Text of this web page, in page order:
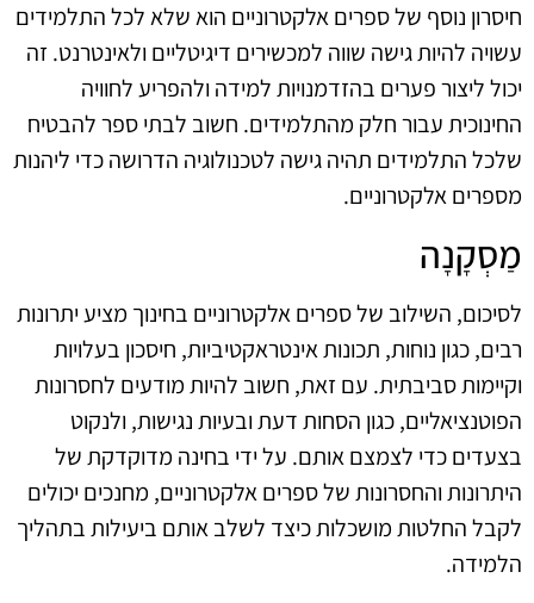
חיסרון נוסף של ספרים אלקטרוניים הוא שלא לכל התלמידים
עשויה להיות גישה שווה למכשירים דיגיטליים ולאינטרנט. זה
יכול ליצור פערים בהזדמנויות למידה ולהפריע לחוויה
החינוכית עבור חלק מהתלמידים. חשוב לבתי ספר להבטיח
שלכל התלמידים תהיה גישה לטכנולוגיה הדרושה כדי ליהנות
מספרים אלקטרוניים.
מַסְקָנָה
לסיכום, השילוב של ספרים אלקטרוניים בחינוך מציע יתרונות
רבים, כגון נוחות, תכונות אינטראקטיביות, חיסכון בעלויות
וקיימות סביבתית. עם זאת, חשוב להיות מודעים לחסרונות
הפוטנציאליים, כגון הסחות דעת ובעיות נגישות, ולנקוט
בצעדים כדי לצמצם אותם. על ידי בחינה מדוקדקת של
היתרונות והחסרונות של ספרים אלקטרוניים, מחנכים יכולים
לקבל החלטות מושכלות כיצד לשלב אותם ביעילות בתהליך
הלמידה.